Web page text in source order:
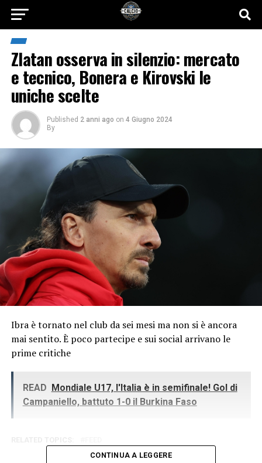
Zlatan osserva in silenzio: mercato
e tecnico, Bonera e Kirovski le
uniche scelte
Published 2 anni ago on 4 Giugno 2024
By
Ibra è tornato nel club da sei mesi ma non si è ancora
mai sentito. È poco partecipe e sui social arrivano le
prime critiche
READ Mondiale U17, l'Italia è in semifinale! Gol di
Campaniello, battuto 1-0 il Burkina Faso
CONTINUA A LEGGERE